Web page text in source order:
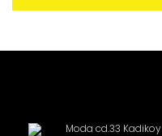
Moda cd.33 Kadikoy